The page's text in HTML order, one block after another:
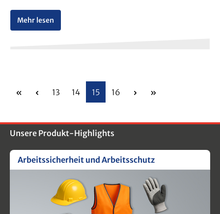
Mehr lesen
Seite
13 Seite
14 Seite
15 Seite
16
Unsere Produkt-Highlights
Arbeitssicherheit und Arbeitsschutz